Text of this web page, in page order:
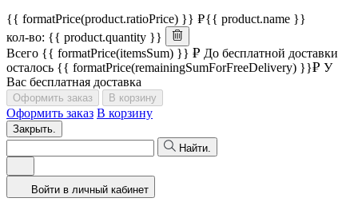
{{ formatPrice(product.ratioPrice) }}
{{ product.name }}
кол-во: {{ product.quantity }}
Всего {{ formatPrice(itemsSum) }}
До бесплатной доставки
осталось {{ formatPrice(remainingSumForFreeDelivery) }}
У
Вас бесплатная доставка
Оформить заказ В корзину
Оформить заказ В корзину
Закрыть.
Найти.
Войти в личный кабинет